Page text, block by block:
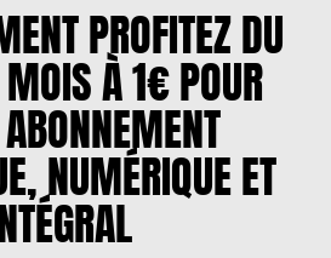
PROFITEZ DU
À 1€ POUR
NUMÉRIQUE ET